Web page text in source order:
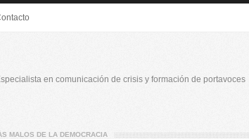
en comunicación de crisis y formación de portavoces
MALOS DE LA DEMOCRACIA